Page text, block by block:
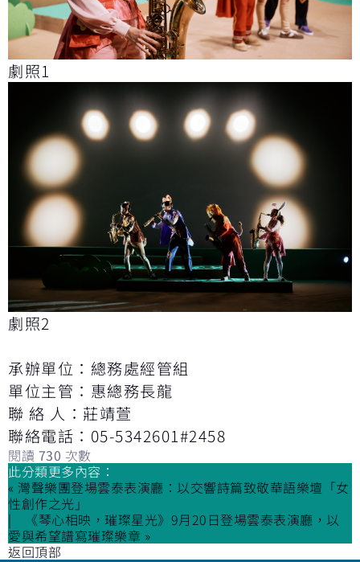
劇照1
劇照2
承辦單位：總務處經管組
單位主管：惠總務長龍
聯 絡 人：莊靖萱
聯絡電話：05-5342601#2458
閱讀 730 次數
此分類更多內容：
« 灣聲樂團登場雲泰表演廳：以交響詩篇致敬華語樂壇「女
性創作之光」
《琴心相映，璀璨星光》9月20日登場雲泰表演廳，以
愛與希望譜寫璀璨樂章 »
返回頂部